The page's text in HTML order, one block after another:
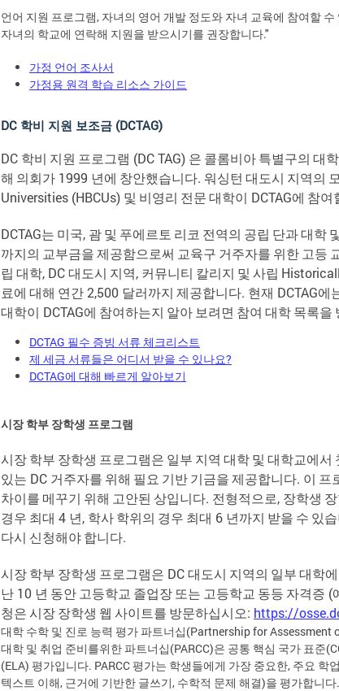
언어 지원 프로그램, 자녀의 영어 개발 정도와 자녀 교육에 참여할
자녀의 학교에 연락해 지원을 받으시기를 권장합니다."
가정 언어 조사서
가정용 원격 학습 리소스 가이드
DC 학비 지원 보조금 (DCTAG)
DC 학비 지원 프로그램 (DC TAG) 은 콜롬비아특별구의 대학
해 의회가 1999 년에 창안했습니다. 워싱턴 대도시 지역의
Universities (HBCUs) 및 비영리 전문대학이 DCTAG에 참여
DCTAG는 미국, 괌및 푸에르토 리코 전역의 공립 단과대학
까지의 교부금을제공함으로써 교육구 거주자를 위한고등
립 대학, DC대도시 지역, 커뮤니티 칼리지 및 사립
료에 대해 연간 2,500 달러까지 제공합니다. 현재 DCTAG에
대학이 DCTAG에 참여하는지 알아보려면 참여 대학목록을
DCTAG 필수 증빙 서류 체크리스트
제 세금 서류들은 어디서 받을 수 있나요?
DCTAG에 대해 빠르게 알아보기
시장 학부 장학생 프로그램
시장학부 장학생 프로그램은 일부 지역 대학및 대학교에서
있는 DC 거주자를 위해 필요 기반기금을제공합니다. 이 프
차이를 메꾸기 위해 고안된 상입니다. 전형적으로, 장학생
경우 최대 4 년, 학사학위의 경우 최대 6 년까지 받을 수 있
다시 신청해야합니다.
시장학부 장학생 프로그램은 DC대도시 지역의 일부대학에
난 10 년 동안고등학교 졸업장또는 고등학교 동등 자격증 (
청은시장장학생 웹 사이트를 방문하십시오: https://
대학 수학 및 진로 능력 평가 파트너십(Partnership for Assessment
대학 및 취업 준비를위한 파트너십(PARCC)은 공통 핵심 국가 표준
(ELA) 평가입니다. PARCC 평가는 학생들에게 가장 중요한, 주요
텍스트 이해, 근거에 기반한 글쓰기, 수학적 문제 해결)을 평가합니